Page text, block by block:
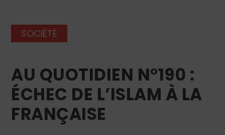
SOCIÉTÉ
AU QUOTIDIEN N°190 :
ÉCHEC DE L’ISLAM À LA
FRANÇAISE